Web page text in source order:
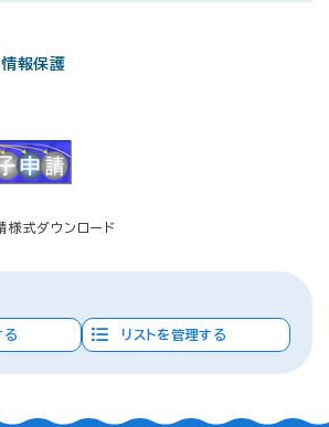
報保護
様式ダウンロード
る リストを管理する